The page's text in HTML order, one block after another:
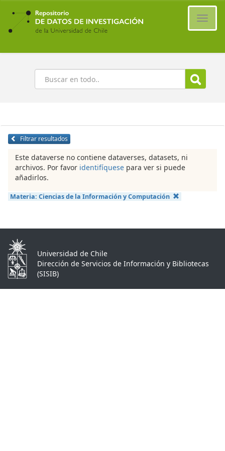
Ir
contenido
principal
Buscar
Filtrar resultados
Este dataverse no contiene dataverses, datasets, ni
archivos. Por favor identifíquese para ver si puede
añadirlos.
Materia: Ciencias de la Información y Computación
Universidad de Chile
Dirección de Servicios de Información y Bibliotecas
(SISIB)